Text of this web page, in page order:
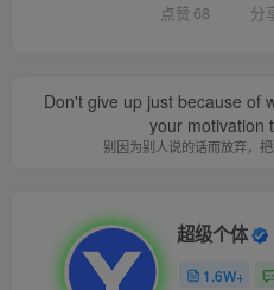
点赞 68 分
Don't give up just because of
your motivation
别因为别人说的话而放弃，
超级个体
1.6W+